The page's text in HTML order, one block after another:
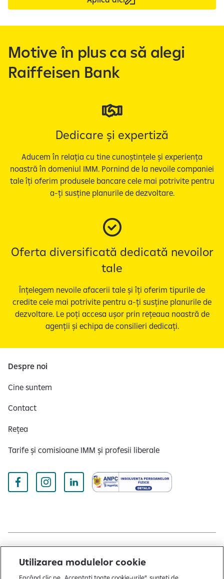
Motive în plus ca să alegi
Raiffeisen Bank
Dedicare și expertiză
Aducem în relația cu tine cunoștințele și experiența
noastră în domeniul IMM. Pornind de la nevoile companiei
tale îți oferim produsele bancare cele mai potrivite pentru
a-ți susține planurile de dezvoltare.
Oferta diversificată dedicată nevoilor
tale
Înțelegem nevoile afacerii tale și îți oferim tipurile de
credite cele mai potrivite pentru a-ți susține planurile de
dezvoltare. Le poți accesa ușor prin rețeaua noastră de
agenții și echipa de consilieri dedicați.
Despre noi
Cine suntem
Contact
Rețea
Tarife și comisioane IMM și profesii liberale
Termeni și condiții
Utilizarea modulelor cookie